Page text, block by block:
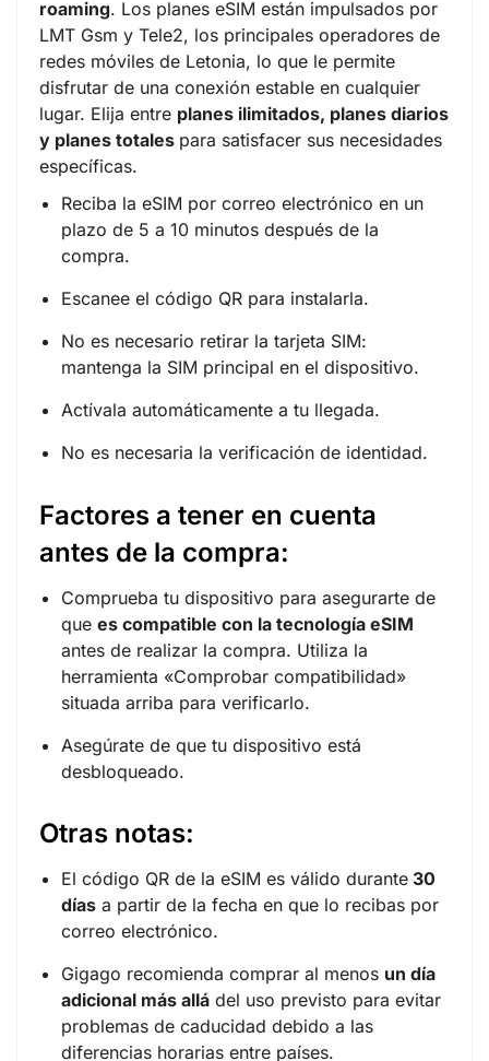
roaming. Los planes eSIM están impulsados por
LMT Gsm y Tele2, los principales operadores de
redes móviles de Letonia, lo que le permite
disfrutar de una conexión estable en cualquier
lugar. Elija entre planes ilimitados, planes diarios
y planes totales para satisfacer sus necesidades
específicas.
Reciba la eSIM por correo electrónico en un
plazo de 5 a 10 minutos después de la
compra.
Escanee el código QR para instalarla.
No es necesario retirar la tarjeta SIM:
mantenga la SIM principal en el dispositivo.
Actívala automáticamente a tu llegada.
No es necesaria la verificación de identidad.
Factores a tener en cuenta
antes de la compra:
Comprueba tu dispositivo para asegurarte de
que es compatible con la tecnología eSIM
antes de realizar la compra. Utiliza la
herramienta «Comprobar compatibilidad»
situada arriba para verificarlo.
Asegúrate de que tu dispositivo está
desbloqueado.
Otras notas:
El código QR de la eSIM es válido durante 30
días a partir de la fecha en que lo recibas por
correo electrónico.
Gigago recomienda comprar al menos un día
adicional más allá del uso previsto para evitar
problemas de caducidad debido a las
diferencias horarias entre países.